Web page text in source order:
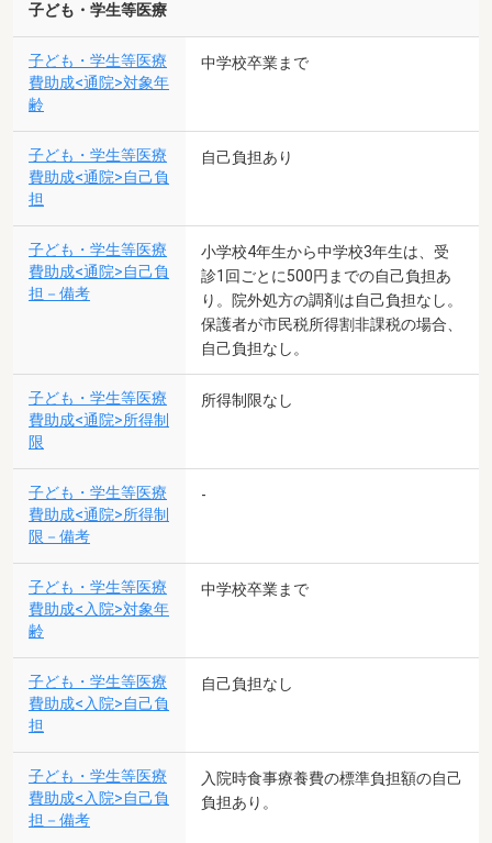
子ども・学生等医療
子ども・学生等医療
費助成<通院>対象年
齢
中学校卒業まで
子ども・学生等医療
費助成<通院>自己負
担
自己負担あり
子ども・学生等医療
費助成<通院>自己負
担－備考
小学校4年生から中学校3年生は、受
診1回ごとに500円までの自己負担あ
り。院外処方の調剤は自己負担なし。
保護者が市民税所得割非課税の場合、
自己負担なし。
子ども・学生等医療
費助成<通院>所得制
限
所得制限なし
子ども・学生等医療
費助成<通院>所得制
限－備考
-
子ども・学生等医療
費助成<入院>対象年
齢
中学校卒業まで
子ども・学生等医療
費助成<入院>自己負
担
自己負担なし
子ども・学生等医療
費助成<入院>自己負
担－備考
入院時食事療養費の標準負担額の自己
負担あり。